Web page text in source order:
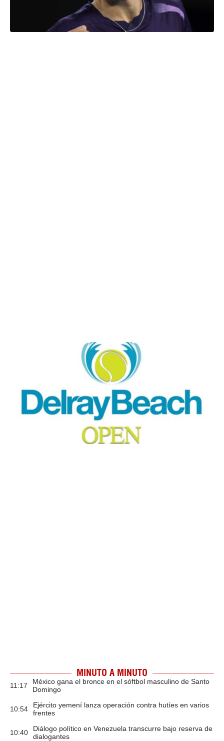
MINUTO A MINUTO
11:17
México gana el bronce en el sóftbol masculino de Santo
Domingo
10:54
Ejército yemení lanza operación contra hutíes en varios
frentes
10:40
Diálogo político en Venezuela transcurre bajo reserva de
dialogantes